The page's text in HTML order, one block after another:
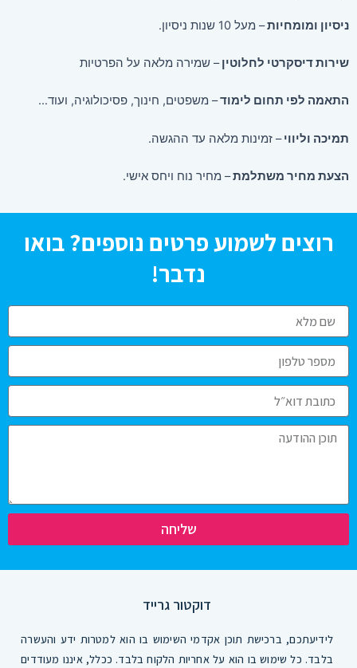
ניסיון ומומחיות– מעל 10 שנות ניסיון.
שירות דיסקרטי לחלוטין– שמירה מלאה על הפרטיות
התאמה לפי תחום לימוד– משפטים, חינוך, פסיכולוגיה, ועוד…
תמיכה וליווי– זמינות מלאה עד ההגשה.
הצעת מחיר משתלמת– מחיר נוח ויחס אישי.
רוצים לשמוע פרטים נוספים? בואו
נדבר!
שליחה
דוקטור גרייד
לידיעתכם, ברכישת תוכן אקדמי השימוש בו הוא למטרות ידע והעשרה
בלבד. כל שימוש בו הוא על אחריות הלקוח בלבד. ככלל, איננו מעודדים